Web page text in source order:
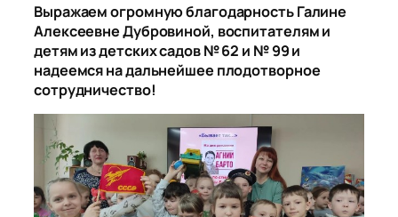
Выражаем огромную благодарность Галине
Алексеевне Дубровиной, воспитателям и
детям из детских садов № 62 и № 99 и
надеемся на дальнейшее плодотворное
сотрудничество!